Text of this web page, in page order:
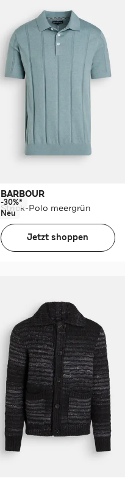
BARBOUR
Strick-Polo meergrün
-30%*
Neu
Jetzt shoppen